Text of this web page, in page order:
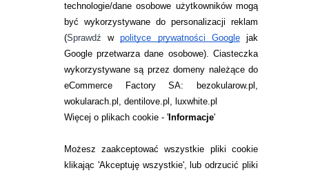
technologie/dane osobowe użytkowników mogą
być wykorzystywane do personalizacji reklam
(Sprawdźwpolityce prywatności Googlejak
Google przetwarza dane osobowe). Ciasteczka
wykorzystywane są przez domeny należące do
eCommerce Factory SA: bezokularow.pl,
wokularach.pl, dentilove.pl, luxwhite.pl
Więcej o plikach cookie - 'Informacje'
Możesz zaakceptować wszystkie pliki cookie
klikając 'Akceptuję wszystkie', lub odrzucić pliki
JAK ZAMAWIAĆ?
ZWROTY I REKLAMACJA
WARUNKI ZAKUPÓW
RANKINGI SOCZEWEK
SOCZEWKI KOLOROWE
Zwrot (odstąpienie od umowy)